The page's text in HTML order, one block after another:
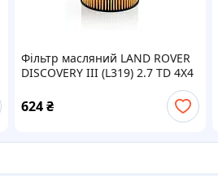
Фільтр масляний LAND ROVER
DISCOVERY III (L319) 2.7 TD 4X4
(HU934/1X)
624 ₴